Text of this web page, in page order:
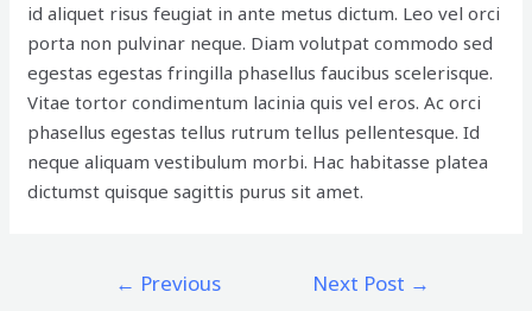
id aliquet risus feugiat in ante metus dictum. Leo vel orci
porta non pulvinar neque. Diam volutpat commodo sed
egestas egestas fringilla phasellus faucibus scelerisque.
Vitae tortor condimentum lacinia quis vel eros. Ac orci
phasellus egestas tellus rutrum tellus pellentesque. Id
neque aliquam vestibulum morbi. Hac habitasse platea
dictumst quisque sagittis purus sit amet.
← Previous
Next Post →